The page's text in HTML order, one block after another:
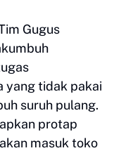
Gugus
yang tidak pakai
suruh pulang.
protap
masuk toko